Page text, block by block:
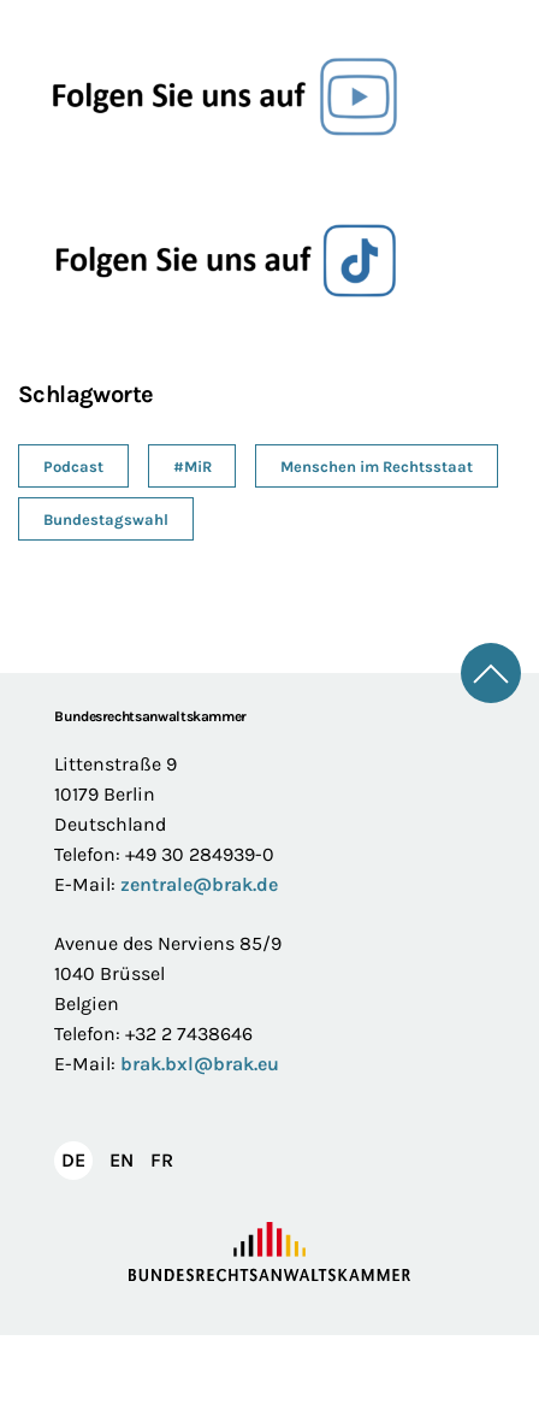
Schlagworte
Podcast #MiR Menschen im Rechtsstaat
Bundestagswahl
FooterBundesrechtsanwaltskammer
Littenstraße 9
10179 Berlin
Deutschland
Telefon: +49 30 284939-0
E-Mail: zentrale@brak.de
Avenue des Nerviens 85/9
1040 Brüssel
Belgien
Telefon: +32 2 7438646
E-Mail: brak.bxl@brak.eu
DEDeutsch
EN English
FR